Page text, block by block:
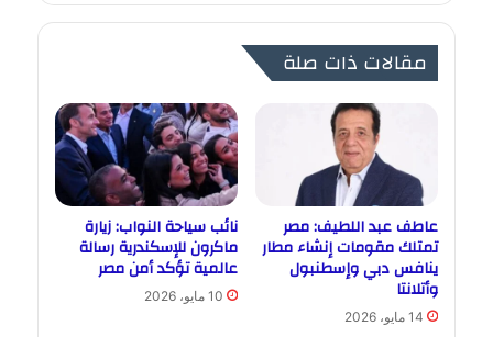
مقالات ذات صلة
عاطف عبد اللطيف: مصر
تمتلك مقومات إنشاء مطار
ينافس دبي وإسطنبول
وأتلانتا
14 مايو، 2026
نائب سياحة النواب: زيارة
ماكرون للإسكندرية رسالة
عالمية تؤكد أمن مصر
10 مايو، 2026